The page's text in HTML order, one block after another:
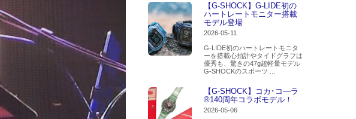
【G-SHOCK】G-LIDE初の
ハートレートモニター搭載
モデル登場
2026-05-11
G-LIDE初のハートレートモニタ
ーを搭載心拍計やタイドグラフは
優秀も、驚きの47g超軽量モデル
G-SHOCKのスポーツ ...
【G-SHOCK】コカ･コ―ラ
®140周年コラボモデル！
2026-05-06